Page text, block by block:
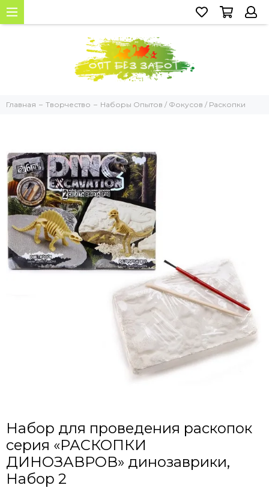
Главная Творчество Наборы Опытов / Фокусов / Раскопки
Набор для проведения раскопок
серия «РАСКОПКИ
ДИНОЗАВРОВ» динозаврики,
Набор 2